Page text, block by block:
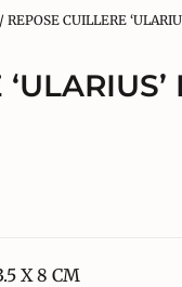
CUILLERE
X 8 CM